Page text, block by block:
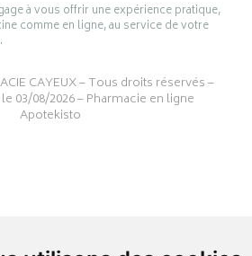
à vous offrir une expérience pratique,
comme en ligne, au service de votre
CAYEUX– Tous droits réservés –
03/08/2026 –Pharmacie en ligne
Apotekisto